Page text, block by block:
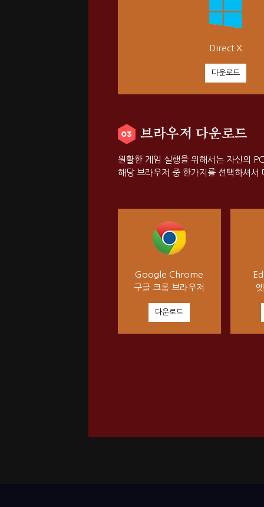
Direct X
다운로드
브라우저 다운로드
원활한 게임 실행을 위해서는 자신의
해당 브라우저 중 한가지를 선택하셔
Google Chrome
구글 크롬 브라우저
다운로드